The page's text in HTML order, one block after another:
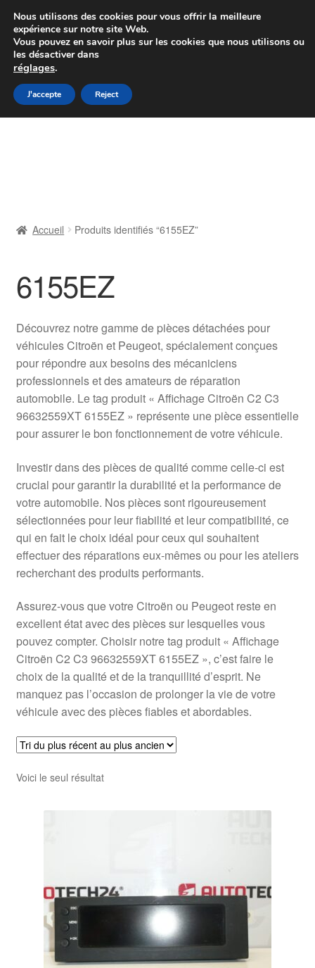
Colissimo livraison à partir de 7 EUR
Du lundi au vendredi de 9 h à 16 h
Aller
à
Aller
au
Livraison
Livraison internationale
Mon compte
Paiements
Panier
Plainte
Politique de confidentialité
Procédure de Réclamation
Accueil Produits identifiés “6155EZ”
6155EZ
Découvrez notre gamme de pièces détachées pour
véhicules Citroën et Peugeot, spécialement conçues
pour répondre aux besoins des mécaniciens
professionnels et des amateurs de réparation
automobile. Le tag produit « Affichage Citroën C2 C3
96632559XT 6155EZ » représente une pièce essentielle
pour assurer le bon fonctionnement de votre véhicule.
Investir dans des pièces de qualité comme celle-ci est
crucial pour garantir la durabilité et la performance de
votre automobile. Nos pièces sont rigoureusement
sélectionnées pour leur fiabilité et leur compatibilité, ce
qui en fait le choix idéal pour ceux qui souhaitent
effectuer des réparations eux-mêmes ou pour les ateliers
recherchant des produits performants.
Assurez-vous que votre Citroën ou Peugeot reste en
excellent état avec des pièces sur lesquelles vous
pouvez compter. Choisir notre tag produit « Affichage
Citroën C2 C3 96632559XT 6155EZ », c’est faire le
choix de la qualité et de la tranquillité d’esprit. Ne
manquez pas l’occasion de prolonger la vie de votre
véhicule avec des pièces fiables et abordables.
Voici le seul résultat
Nous utilisons des cookies pour vous offrir la meilleure
expérience sur notre site Web.
Vous pouvez en savoir plus sur les cookies que nous utilisons ou
les désactiver dans
réglages.
J'accepte Reject